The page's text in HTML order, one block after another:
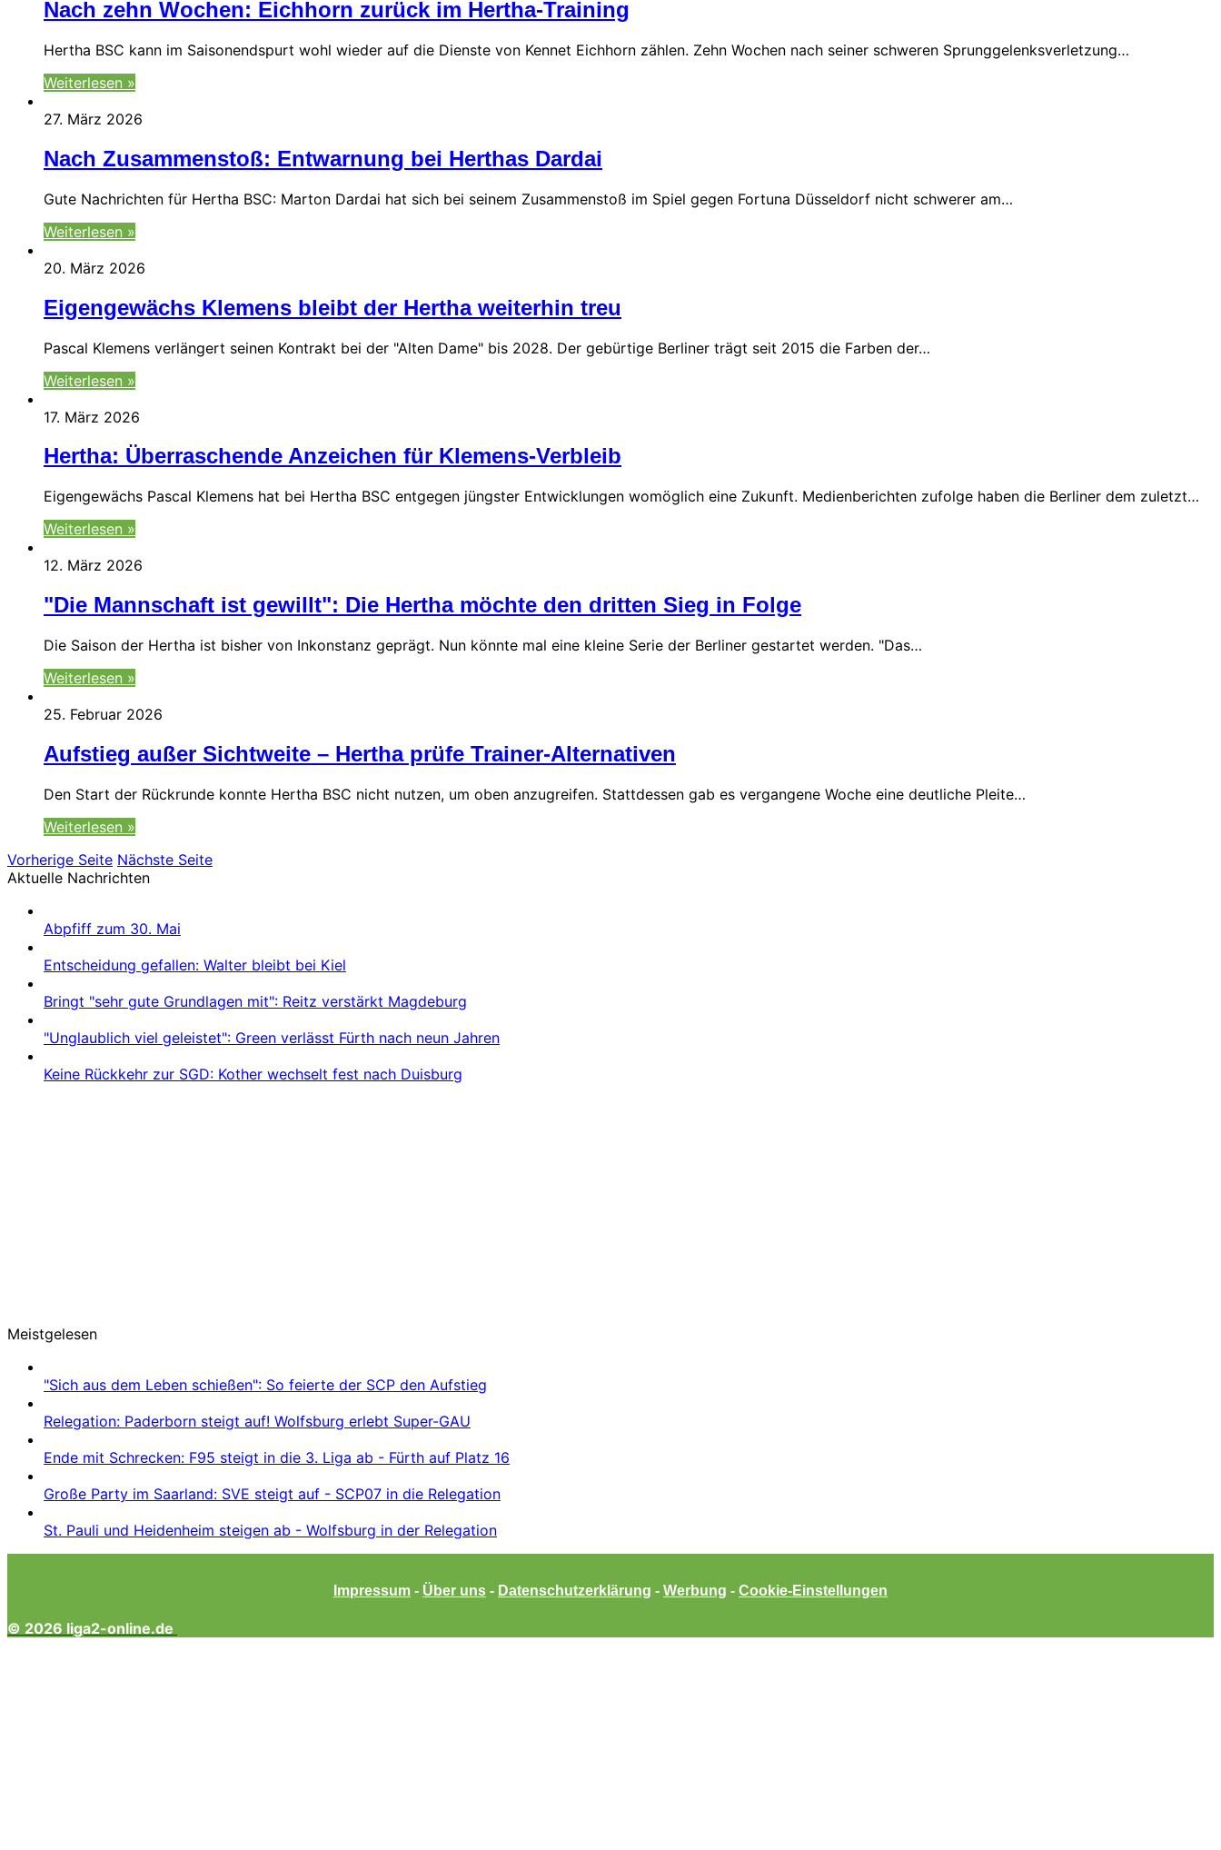
Nach zehn Wochen: Eichhorn zurück im Hertha-Training
Hertha BSC kann im Saisonendspurt wohl wieder auf die Dienste von Kennet Eichhorn zählen. Zehn Wochen nach seiner schweren Sprunggelenksverletzung…
Weiterlesen »
27. März 2026
Nach Zusammenstoß: Entwarnung bei Herthas Dardai
Gute Nachrichten für Hertha BSC: Marton Dardai hat sich bei seinem Zusammenstoß im Spiel gegen Fortuna Düsseldorf nicht schwerer am…
Weiterlesen »
20. März 2026
Eigengewächs Klemens bleibt der Hertha weiterhin treu
Pascal Klemens verlängert seinen Kontrakt bei der "Alten Dame" bis 2028. Der gebürtige Berliner trägt seit 2015 die Farben der…
Weiterlesen »
17. März 2026
Hertha: Überraschende Anzeichen für Klemens-Verbleib
Eigengewächs Pascal Klemens hat bei Hertha BSC entgegen jüngster Entwicklungen womöglich eine Zukunft. Medienberichten zufolge haben die Berliner dem zuletzt…
Weiterlesen »
12. März 2026
"Die Mannschaft ist gewillt": Die Hertha möchte den dritten Sieg in Folge
Die Saison der Hertha ist bisher von Inkonstanz geprägt. Nun könnte mal eine kleine Serie der Berliner gestartet werden. "Das…
Weiterlesen »
25. Februar 2026
Aufstieg außer Sichtweite – Hertha prüfe Trainer-Alternativen
Den Start der Rückrunde konnte Hertha BSC nicht nutzen, um oben anzugreifen. Stattdessen gab es vergangene Woche eine deutliche Pleite…
Weiterlesen »
Vorherige Seite Nächste Seite
Aktuelle Nachrichten
Abpfiff zum 30. Mai
Entscheidung gefallen: Walter bleibt bei Kiel
Bringt "sehr gute Grundlagen mit": Reitz verstärkt Magdeburg
"Unglaublich viel geleistet": Green verlässt Fürth nach neun Jahren
Keine Rückkehr zur SGD: Kother wechselt fest nach Duisburg
Meistgelesen
"Sich aus dem Leben schießen": So feierte der SCP den Aufstieg
Relegation: Paderborn steigt auf! Wolfsburg erlebt Super-GAU
Ende mit Schrecken: F95 steigt in die 3. Liga ab - Fürth auf Platz 16
Große Party im Saarland: SVE steigt auf - SCP07 in die Relegation
St. Pauli und Heidenheim steigen ab - Wolfsburg in der Relegation
Impressum - Über uns - Datenschutzerklärung - Werbung - Cookie-Einstellungen
© 2026 liga2-online.de